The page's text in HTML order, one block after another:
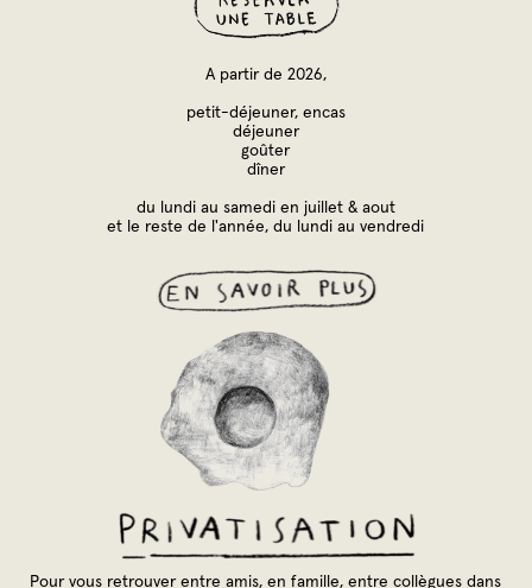
A partir de 2026,
petit-déjeuner, encas
déjeuner
goûter
dîner
du lundi au samedi en juillet & aout
et le reste de l'année, du lundi au vendredi
Pour vous retrouver entre amis, en famille, entre collègues dans